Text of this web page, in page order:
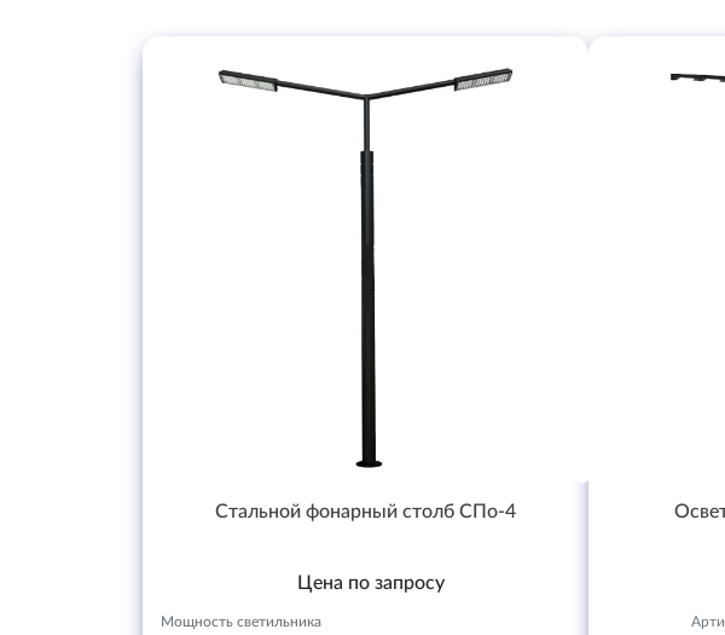
Стальной фонарный столб СПо-4
Цена по запросу
Мощность светильника